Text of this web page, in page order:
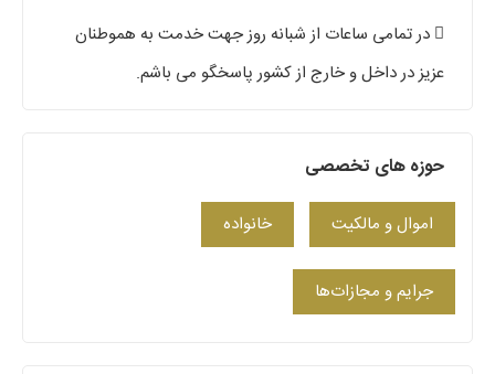
 در تمامی ساعات از شبانه روز جهت خدمت به هموطنان
عزیز در داخل و خارج از کشور پاسخگو می باشم.
حوزه های تخصصی
اموال و مالکیت خانواده
جرایم و مجازات‌ها